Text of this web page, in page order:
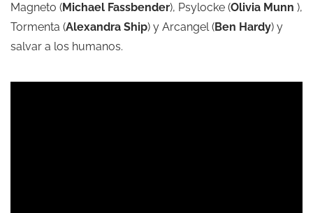
Magneto (Michael Fassbender), Psylocke (Olivia Munn ),
Tormenta (Alexandra Ship) y Arcangel (Ben Hardy) y
salvar a los humanos.